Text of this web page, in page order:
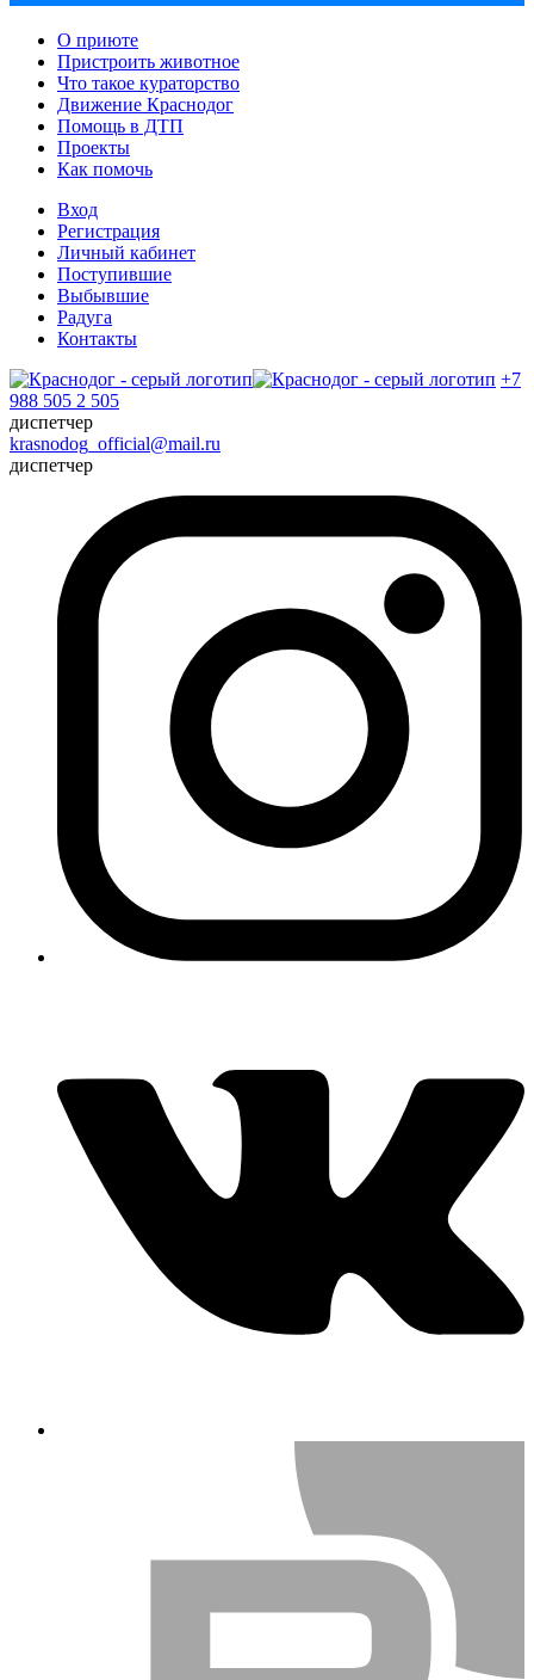
О приюте
Пристроить животное
Что такое кураторство
Движение Краснодог
Помощь в ДТП
Проекты
Как помочь
Вход
Регистрация
Личный кабинет
Поступившие
Выбывшие
Радуга
Контакты
+7
988 505 2 505
диспетчер
krasnodog_official@mail.ru
диспетчер